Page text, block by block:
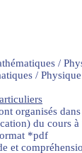
/
/
organisés
du cours à
*pdf
et